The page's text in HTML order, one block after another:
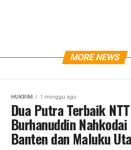
MORE NEWS
HUKRIM 1 minggu ago
Dua Putra Terbaik
Burhanuddin
Banten dan Maluku